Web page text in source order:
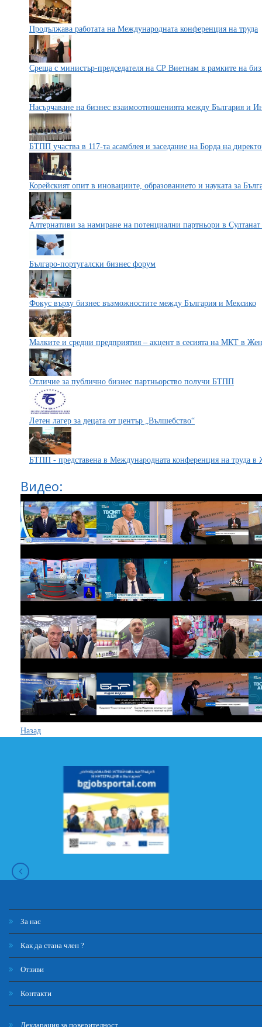
Продължава работата на Международната конференция на труда
Среща с министър-председателя на СР Виетнам в рамките на
Насърчаване на бизнес взаимоотношенията между България и
БТПП участва в 117-та асамблея и заседание на Борда на
Корейският опит в иновациите, образованието и науката за
Алтернативи за намиране на потенциални партньори в
Българо-португалски бизнес форум
Фокус върху бизнес възможностите между България и Мексико
Малките и средни предприятия – акцент в сесията на МКТ в
Отличие за публично бизнес партньорство получи БТПП
Летен лагер за децата от център „Вълшебство“
БТПП - представена в Международната конференция на труда в
Видео:
Назад
За нас
Как да стана член ?
Отзиви
Контакти
Декларация за поверителност